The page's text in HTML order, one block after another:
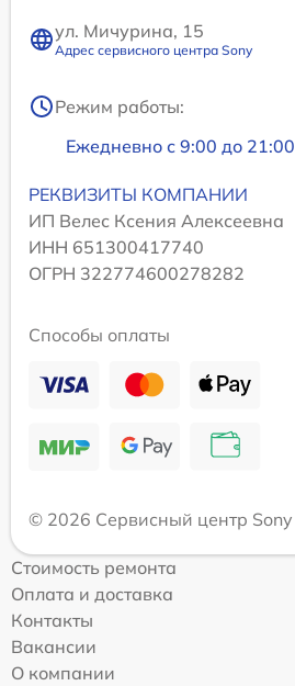
ул. Мичурина, 15
Адрес сервисного центра Sony
Режим работы:
Ежедневно с 9:00 до 21:00
РЕКВИЗИТЫ КОМПАНИИ
ИП Велес Ксения Алексеевна
ИНН 651300417740
ОГРН 322774600278282
Способы оплаты
© 2026 Сервисный центр Sony
Стоимость ремонта
Оплата и доставка
Контакты
Вакансии
О компании